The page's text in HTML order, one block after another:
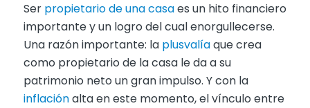
Ser propietario de una casaes un hito financiero
importante y un logro del cual enorgullecerse.
Una razón importante: la plusvalíaque crea
como propietario de la casa le da a su
patrimonio neto un gran impulso. Y con la
inflaciónalta en este momento, el vínculo entre